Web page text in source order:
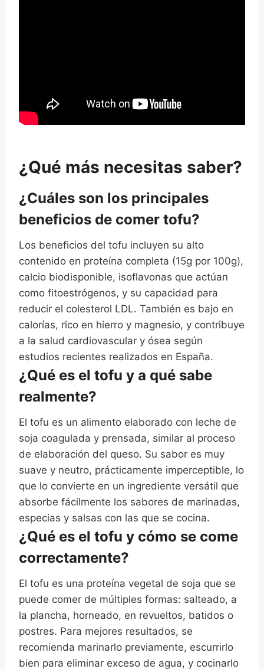
¿Qué más necesitas saber?
¿Cuáles son los principales
beneficios de comer tofu?
Los beneficios del tofu incluyen su alto
contenido en proteína completa (15g por 100g),
calcio biodisponible, isoflavonas que actúan
como fitoestrógenos, y su capacidad para
reducir el colesterol LDL. También es bajo en
calorías, rico en hierro y magnesio, y contribuye
a la salud cardiovascular y ósea según
estudios recientes realizados en España.
¿Qué es el tofu y a qué sabe
realmente?
El tofu es un alimento elaborado con leche de
soja coagulada y prensada, similar al proceso
de elaboración del queso. Su sabor es muy
suave y neutro, prácticamente imperceptible, lo
que lo convierte en un ingrediente versátil que
absorbe fácilmente los sabores de marinadas,
especias y salsas con las que se cocina.
¿Qué es el tofu y cómo se come
correctamente?
El tofu es una proteína vegetal de soja que se
puede comer de múltiples formas: salteado, a
la plancha, horneado, en revueltos, batidos o
postres. Para mejores resultados, se
recomienda marinarlo previamente, escurrirlo
bien para eliminar exceso de agua, y cocinarlo